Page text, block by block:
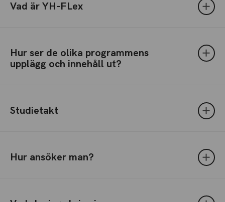
Vad är YH-FLex
Hur ser de olika programmens
upplägg och innehåll ut?
Studietakt
Hur ansöker man?